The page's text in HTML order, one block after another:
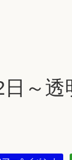
～透